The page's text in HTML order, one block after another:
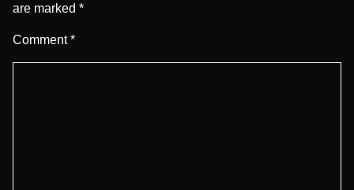
are marked *
Comment*